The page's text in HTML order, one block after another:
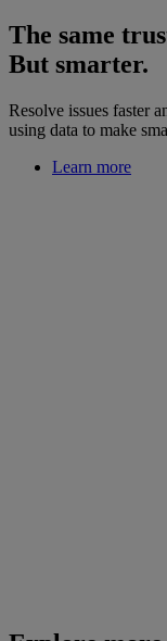
The same
But smarter.
Resolve issues faster
using data to make
Learn more